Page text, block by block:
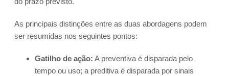
As principais distinções entre as duas abordagens podem
ser resumidas nos seguintes pontos:
Gatilho de ação: A preventiva é disparada pelo
tempo ou uso; a preditiva é disparada por sinais